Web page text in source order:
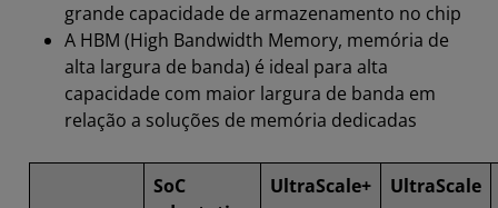
grande capacidade de armazenamento no chip
A HBM (High Bandwidth Memory, memória de
alta largura de banda) é ideal para alta
capacidade com maior largura de banda em
relação a soluções de memória dedicadas
SoC
UltraScale+ UltraScale